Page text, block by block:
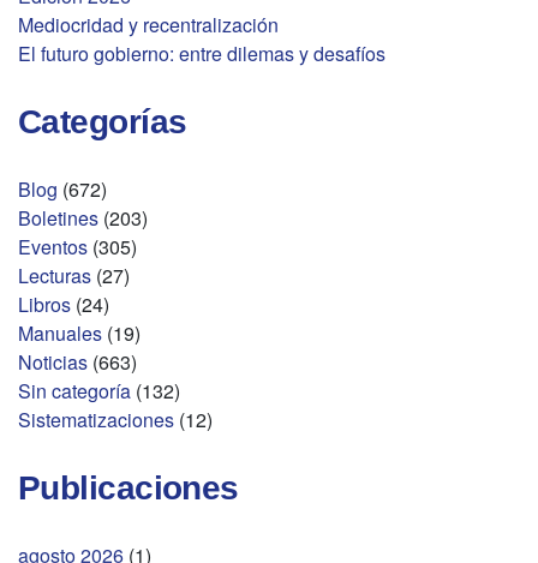
Mediocridad y recentralización
El futuro gobierno: entre dilemas y desafíos
Categorías
Blog (672)
Boletines (203)
Eventos (305)
Lecturas (27)
Libros (24)
Manuales (19)
Noticias (663)
Sin categoría (132)
Sistematizaciones (12)
Publicaciones
agosto 2026 (1)